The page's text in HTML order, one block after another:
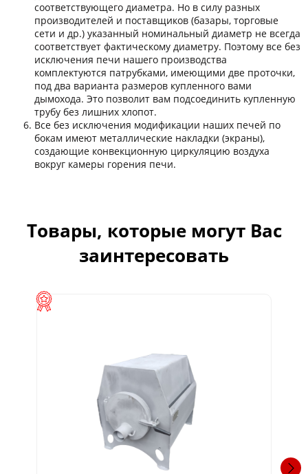
соответствующего диаметра. Но в силу разных
производителей и поставщиков (базары, торговые
сети и др.) указанный номинальный диаметр не всегда
соответствует фактическому диаметру. Поэтому все без
исключения печи нашего производства
комплектуются патрубками, имеющими две проточки,
под два варианта размеров купленного вами
дымохода. Это позволит вам подсоединить купленную
трубу без лишних хлопот.
Все без исключения модификации наших печей по
бокам имеют металлические накладки (экраны),
создающие конвекционную циркуляцию воздуха
вокруг камеры горения печи.
Товары, которые могут Вас
заинтересовать